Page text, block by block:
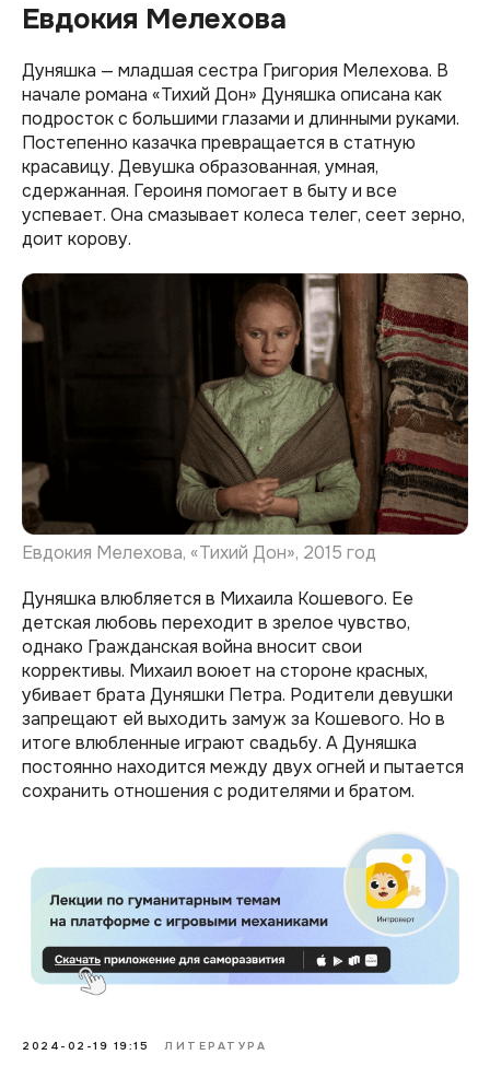
Евдокия Мелехова
Дуняшка — младшая сестра Григория Мелехова. В
начале романа «Тихий Дон» Дуняшка описана как
подросток с большими глазами и длинными руками.
Постепенно казачка превращается в статную
красавицу. Девушка образованная, умная,
сдержанная. Героиня помогает в быту и все
успевает. Она смазывает колеса телег, сеет зерно,
доит корову.
Евдокия Мелехова, «Тихий Дон», 2015 год
Дуняшка влюбляется в Михаила Кошевого. Ее
детская любовь переходит в зрелое чувство,
однако Гражданская война вносит свои
коррективы. Михаил воюет на стороне красных,
убивает брата Дуняшки Петра. Родители девушки
запрещают ей выходить замуж за Кошевого. Но в
итоге влюбленные играют свадьбу. А Дуняшка
постоянно находится между двух огней и пытается
сохранить отношения с родителями и братом.
2024-02-19 19:15 ЛИТЕРАТУРА